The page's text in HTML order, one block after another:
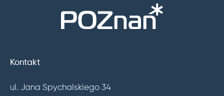
Kontakt
ul. Jana Spychalskiego 34